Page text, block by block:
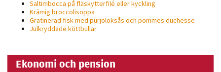
Saltimbocca på fläsk­ytterfilé eller kyckling
Krämig broccolisoppa
Gratinerad fisk med purjolöksås och pommes duchesse
Julkryddade köttbullar
Ekonomi och pension